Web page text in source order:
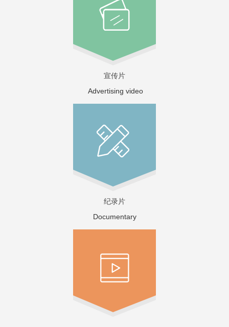
宣传片
Advertising video
纪录片
Documentary